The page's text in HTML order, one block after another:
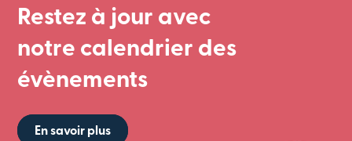
Restez à jour avec
notre calendrier des
évènements
En savoir plus